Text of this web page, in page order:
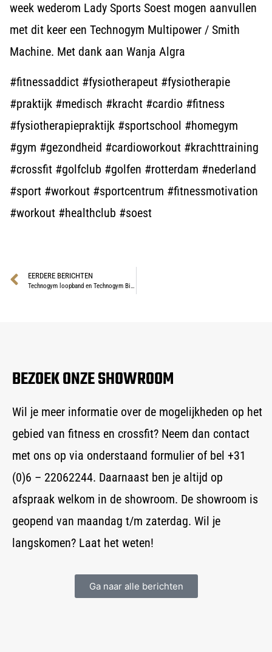
week wederom Lady Sports Soest mogen aanvullen
met dit keer een Technogym Multipower / Smith
Machine. Met dank aan Wanja Algra
#fitnessaddict #fysiotherapeut #fysiotherapie
#praktijk #medisch #kracht #cardio #fitness
#fysiotherapiepraktijk #sportschool #homegym
#gym #gezondheid #cardioworkout #krachttraining
#crossfit #golfclub #golfen #rotterdam #nederland
#sport #workout #sportcentrum #fitnessmotivation
#workout #healthclub #soest
EERDERE BERICHTEN
Technogym loopband en Technogym Bike
BEZOEK ONZE SHOWROOM
Wil je meer informatie over de mogelijkheden op het
gebied van fitness en crossfit? Neem dan contact
met ons op via onderstaand formulier of bel +31
(0)6 – 22062244. Daarnaast ben je altijd op
afspraak welkom in de showroom. De showroom is
geopend van maandag t/m zaterdag. Wil je
langskomen? Laat het weten!
Ga naar alle berichten